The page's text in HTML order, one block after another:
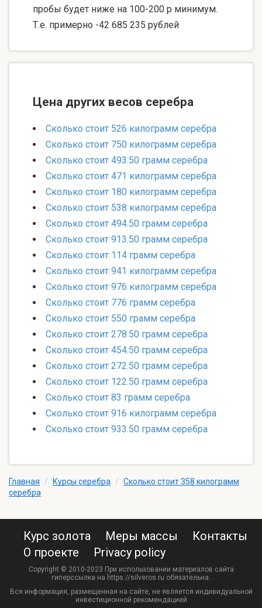
пробы будет ниже на 100-200 р минимум.
Т.е. примерно -42 685 235 рублей
Цена других весов серебра
Сколько стоит 526 килограмм серебра
Сколько стоит 750 килограмм серебра
Сколько стоит 493.50 грамм серебра
Сколько стоит 471 килограмм серебра
Сколько стоит 180 килограмм серебра
Сколько стоит 538 килограмм серебра
Сколько стоит 494.50 грамм серебра
Сколько стоит 913.50 грамм серебра
Сколько стоит 114 грамм серебра
Сколько стоит 941 килограмм серебра
Сколько стоит 976 килограмм серебра
Сколько стоит 776 грамм серебра
Сколько стоит 550 грамм серебра
Сколько стоит 278.50 грамм серебра
Сколько стоит 454.50 грамм серебра
Сколько стоит 272.50 грамм серебра
Сколько стоит 122.50 грамм серебра
Сколько стоит 83 грамм серебра
Сколько стоит 916 килограмм серебра
Сколько стоит 933.50 грамм серебра
Главная / Курсы серебра / Сколько стоит 358 килограмм
серебра
Курс золота Меры массы
Контакты
О проекте
Privacy policy
Copyright © 2010-2023 При использовании материалов сайта
гиперссылка на https://silveros.ru обязательна.
Вся информация, размещенная на сайте, не является индивидуальной
инвестиционной рекомендацией